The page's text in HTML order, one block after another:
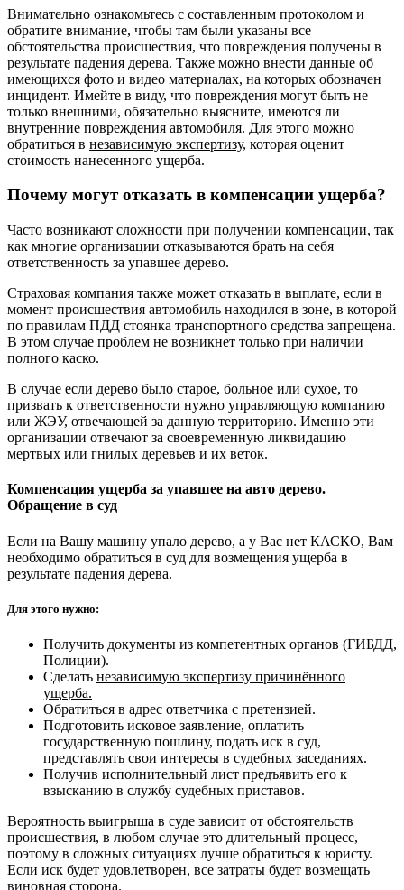
Внимательно ознакомьтесь с составленным протоколом и
обратите внимание, чтобы там были указаны все
обстоятельства происшествия, что повреждения получены в
результате падения дерева. Также можно внести данные об
имеющихся фото и видео материалах, на которых обозначен
инцидент. Имейте в виду, что повреждения могут быть не
только внешними, обязательно выясните, имеются ли
внутренние повреждения автомобиля. Для этого можно
обратиться в независимую экспертизу, которая оценит
стоимость нанесенного ущерба.
Почему могут отказать в компенсации ущерба?
Часто возникают сложности при получении компенсации, так
как многие организации отказываются брать на себя
ответственность за упавшее дерево.
Страховая компания также может отказать в выплате, если в
момент происшествия автомобиль находился в зоне, в которой
по правилам ПДД стоянка транспортного средства запрещена.
В этом случае проблем не возникнет только при наличии
полного каско.
В случае если дерево было старое, больное или сухое, то
призвать к ответственности нужно управляющую компанию
или ЖЭУ, отвечающей за данную территорию. Именно эти
организации отвечают за своевременную ликвидацию
мертвых или гнилых деревьев и их веток.
Компенсация ущерба за упавшее на авто дерево.
Обращение в суд
Если на Вашу машину упало дерево, а у Вас нет КАСКО, Вам
необходимо обратиться в суд для возмещения ущерба в
результате падения дерева.
Для этого нужно:
Получить документы из компетентных органов (ГИБДД,
Полиции).
Сделать независимую экспертизу причинённого
ущерба.
Обратиться в адрес ответчика с претензией.
Подготовить исковое заявление, оплатить
государственную пошлину, подать иск в суд,
представлять свои интересы в судебных заседаниях.
Получив исполнительный лист предъявить его к
взысканию в службу судебных приставов.
Вероятность выигрыша в суде зависит от обстоятельств
происшествия, в любом случае это длительный процесс,
поэтому в сложных ситуациях лучше обратиться к юристу.
Если иск будет удовлетворен, все затраты будет возмещать
виновная сторона.